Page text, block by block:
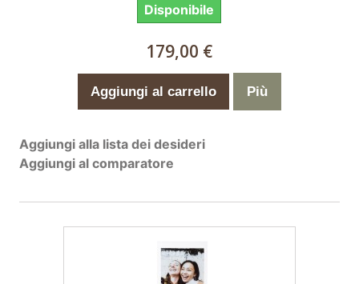
Disponibile
179,00 €
Aggiungi al carrello Più
Aggiungi alla lista dei desideri
Aggiungi al comparatore